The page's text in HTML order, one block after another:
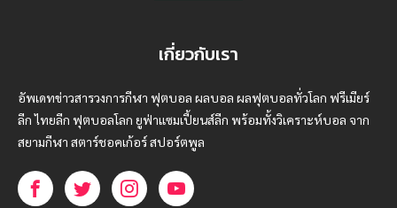
เกี่ยวกับเรา
อัพเดทข่าวสารวงการกีฬา ฟุตบอล ผลบอล ผลฟุตบอลทั่วโลก ฟรีเมียร์
ลีก ไทยลีก ฟุตบอลโลก ยูฟ่าแซมเปี้ยนส์ลีก พร้อมทั้งวิเคราะห์บอล จาก
สยามกีฬา สตาร์ชอคเก้อร์ สปอร์ตพูล